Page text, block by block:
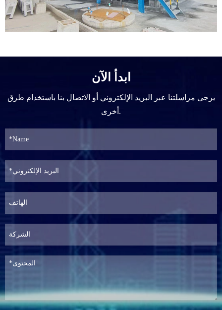
ابدأ الآن
يرجى مراسلتنا عبر البريد الإلكتروني أو الاتصال بنا باستخدام طرق
أخرى.